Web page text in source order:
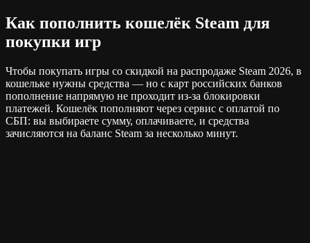
Как пополнить кошелёк Steam для
покупки игр
Чтобы покупать игры со скидкой на распродаже Steam 2026, в
кошельке нужны средства — но с карт российских банков
пополнение напрямую не проходит из-за блокировки
платежей. Кошелёк пополняют через сервис с оплатой по
СБП: вы выбираете сумму, оплачиваете, и средства
зачисляются на баланс Steam за несколько минут.